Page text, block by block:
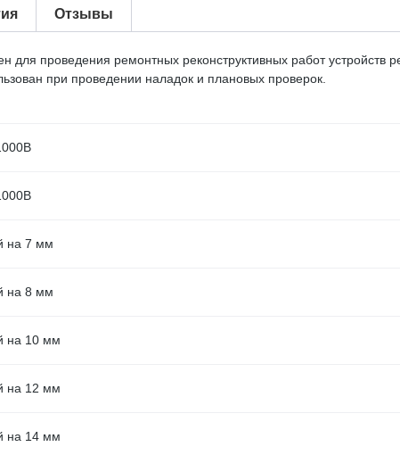
Отзывы
проведения ремонтных реконструктивных работ устройств
при проведении наладок и плановых проверок.
на 7 мм
на 8 мм
на 10 мм
на 12 мм
на 14 мм